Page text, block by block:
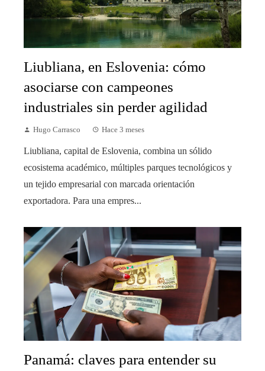
Liubliana, en Eslovenia: cómo
asociarse con campeones
industriales sin perder agilidad
Hugo Carrasco Hace 3 meses
Liubliana, capital de Eslovenia, combina un sólido
ecosistema académico, múltiples parques tecnológicos y
un tejido empresarial con marcada orientación
exportadora. Para una empres...
Panamá: claves para entender su